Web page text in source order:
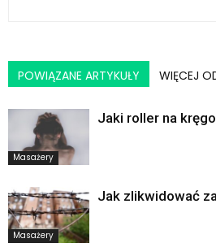
POWIĄZANE ARTYKUŁY WIĘCEJ
Masażery
Jaki roller na
Masażery
Jak zlikwidować